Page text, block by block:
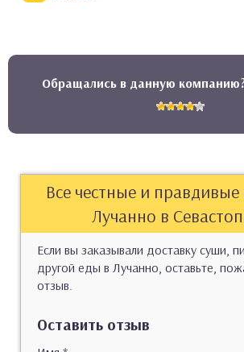
Обращались в данную
Все честные и
Лучанно в
Если вы заказывали доставку суши,
другой еды в Лучанно, оставьте,
отзыв.
Оставить отзыв